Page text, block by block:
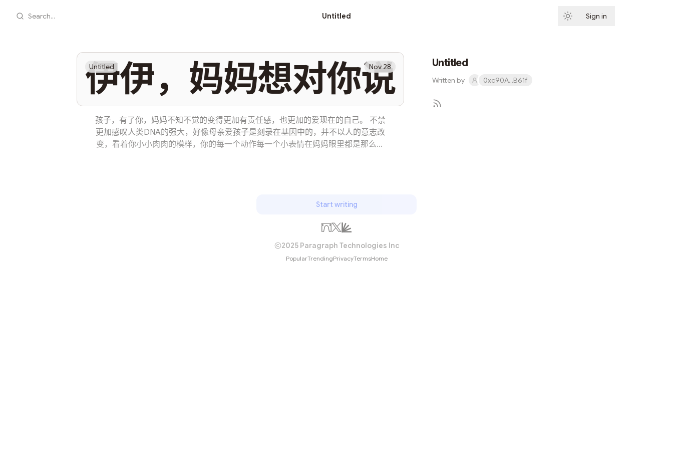
Search... Untitled Sign in
伊伊，妈妈想对你说
Untitled Nov 28
孩子，有了你，妈妈不知不觉的变得更加有责任感，也更加的爱现在的自己。 不禁
更加感叹人类DNA的强大，好像母亲爱孩子是刻录在基因中的，并不以人的意志改
变，看着你小小肉肉的模样，你的每一个动作每一个小表情在妈妈眼里都是那么的
信每个个体都是独立的，即使是妈妈能做到的，若你真的不愿意，妈妈也会尊重你
来越远。不记得这句话的原话了，但每当想起这句话，眼眶总是会忍不住湿润，舍
不得孩子的是父母，但是父母更重要的责任是教会孩子面对世界的本领，孩子啊，
妈妈和爸爸，还有你所有的亲人，都会尽力教会你独自面对世界的本领，你可以去
到任何你想去的地方，家永远是你的港湾。 妈妈，有了你，很幸福，很爱很爱你！
Untitled
Written by 0xc90A...B61f
Start writing
2025 Paragraph Technologies Inc
PopularTrendingPrivacyTermsHome